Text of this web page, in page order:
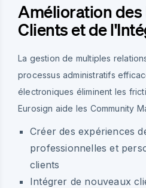
Amélioration des
Clients et de
La gestion de multiples
processus administratifs
électroniques éliminent les
Eurosign aide les Community
Créer des expériences
professionnelles et
clients
Intégrer de nouveaux